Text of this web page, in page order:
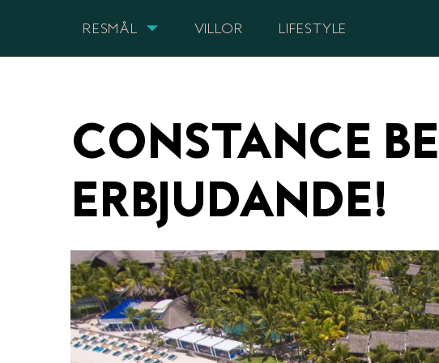
RESMÅL VILLOR LIFESTYLE
CONSTANCE
ERBJUDANDE!